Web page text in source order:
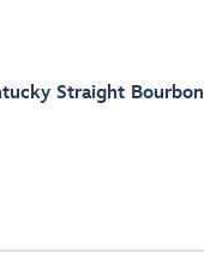
Straight Bourbon